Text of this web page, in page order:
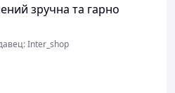
зручна та гарно
Inter_shop